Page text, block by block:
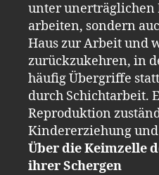
unter unerträglichen
arbeiten, sondern
Haus zur Arbeit und
zurückzukehren, in
häufig Übergriffe
durch Schichtarbeit.
Reproduktion
Kindererziehung
Über die Keimzelle
ihrer Schergen